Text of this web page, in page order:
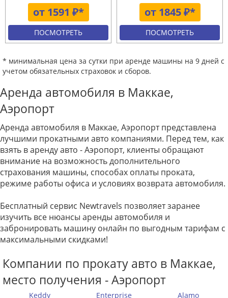
от 1591 ₽*
ПОСМОТРЕТЬ
от 1845 ₽*
ПОСМОТРЕТЬ
* минимальная цена за сутки при аренде машины на 9 дней с
учетом обязательных страховок и сборов.
Аренда автомобиля в Маккае,
Аэропорт
Аренда автомобиля в Маккае, Аэропорт представлена
лучшими прокатными авто компаниями. Перед тем, как
взять в аренду авто - Аэропорт, клиенты обращают
внимание на возможность дополнительного
страхования машины, способах оплаты проката,
режиме работы офиса и условиях возврата автомобиля.
Бесплатный сервис Newtravels позволяет заранее
изучить все нюансы аренды автомобиля и
забронировать машину онлайн по выгодным тарифам с
максимальными скидками!
Компании по прокату авто в Маккае,
место получения - Аэропорт
Keddy Enterprise Alamo